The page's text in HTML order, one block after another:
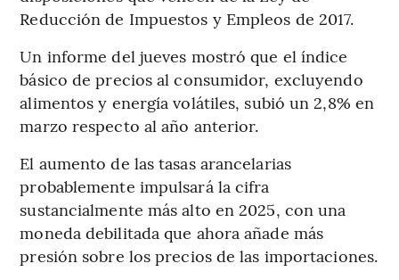
Reducción de Impuestos y Empleos de 2017.
Un informe del jueves mostró que el índice
básico de precios al consumidor, excluyendo
alimentos y energía volátiles, subió un 2,8% en
marzo respecto al año anterior.
El aumento de las tasas arancelarias
probablemente impulsará la cifra
sustancialmente más alto en 2025, con una
moneda debilitada que ahora añade más
presión sobre los precios de las importaciones.